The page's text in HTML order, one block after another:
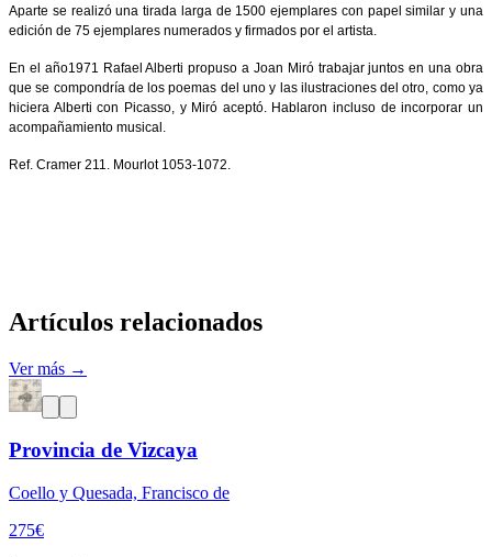
Aparte se realizó una tirada larga de 1500 ejemplares con papel similar y una
edición de 75 ejemplares numerados y firmados por el artista.
En el año1971 Rafael Alberti propuso a Joan Miró trabajar juntos en una obra
que se compondría de los poemas del uno y las ilustraciones del otro, como ya
hiciera Alberti con Picasso, y Miró aceptó. Hablaron incluso de incorporar un
acompañamiento musical.
Ref. Cramer 211. Mourlot 1053-1072.
Artículos relacionados
Ver más →
Provincia de Vizcaya
Coello y Quesada, Francisco de
275€